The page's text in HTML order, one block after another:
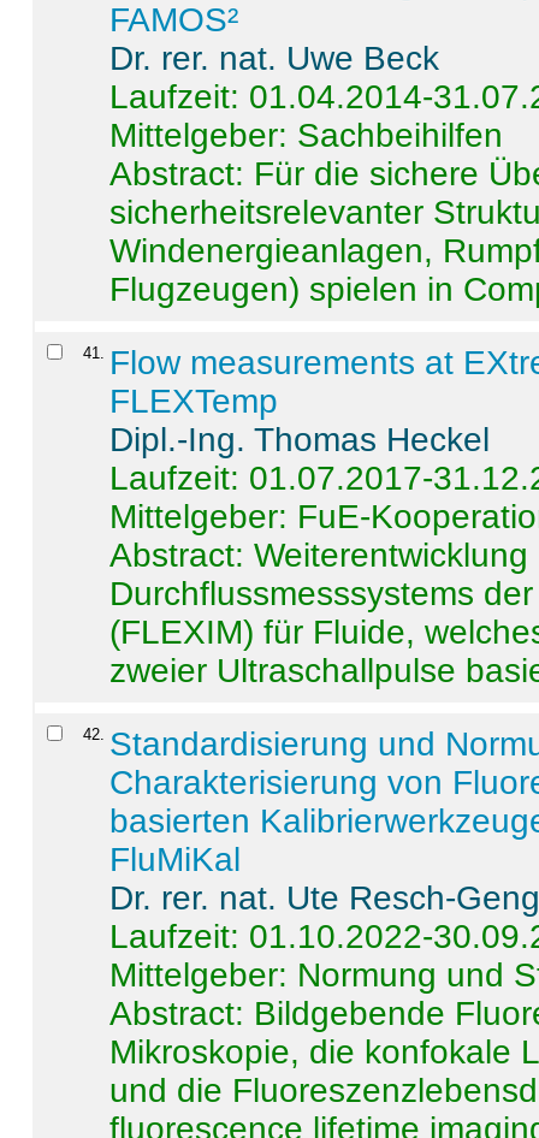
FAMOS²
Dr. rer. nat. Uwe Beck
Laufzeit: 01.04.2014-
Mittelgeber: Sachbeihilfen
Abstract: Für die sichere
sicherheitsrelevanter
Windenergieanlagen,
Flugzeugen) spielen in
41. Flow measurements at
FLEXTemp
Dipl.-Ing. Thomas Heckel
Laufzeit: 01.07.2017-
Mittelgeber: FuE-
Abstract:
Durchflussmesssystems
(FLEXIM) für Fluide,
zweier Ultraschallpulse
42. Standardisierung und
Charakterisierung von
basierten
FluMiKal
Dr. rer. nat. Ute Resch-
Laufzeit: 01.10.2022-
Mittelgeber: Normung und
Abstract: Bildgebende
Mikroskopie, die konfokale
und die
fluorescence lifetime